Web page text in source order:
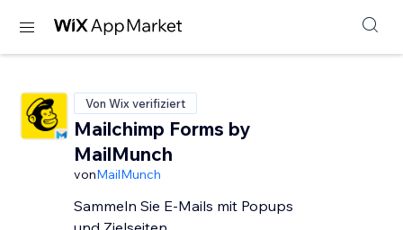
Von Wix verifiziert
Mailchimp Forms by
MailMunch
vonMailMunch
Sammeln Sie E-Mails mit Popups